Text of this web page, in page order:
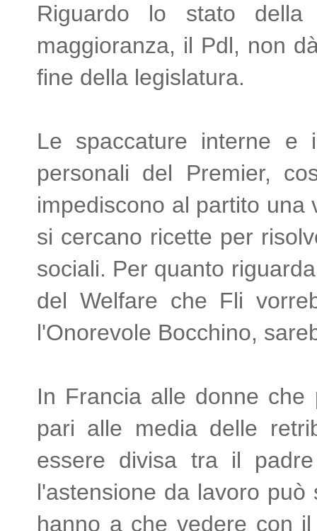
Riguardo lo stato della
maggioranza, il Pdl, non
fine della legislatura.
Le spaccature interne e
personali del Premier,
impediscono al partito
si cercano ricette per
sociali. Per quanto
del Welfare che Fli
l'Onorevole Bocchino,
In Francia alle donne che
pari alle media delle
essere divisa tra il
l'astensione da lavoro
hanno a che vedere con